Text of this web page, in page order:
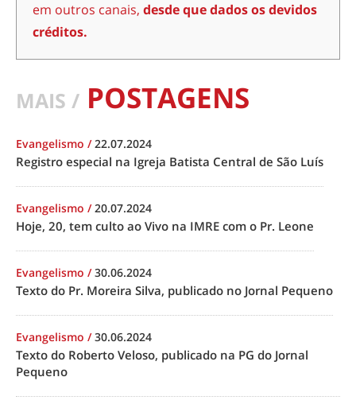
em outros canais, desde que dados os devidos
créditos.
MAIS / POSTAGENS
Evangelismo /22.07.2024
Registro especial na Igreja Batista Central de São Luís
Evangelismo /20.07.2024
Hoje, 20, tem culto ao Vivo na IMRE com o Pr. Leone
Evangelismo /30.06.2024
Texto do Pr. Moreira Silva, publicado no Jornal Pequeno
Evangelismo /30.06.2024
Texto do Roberto Veloso, publicado na PG do Jornal
Pequeno